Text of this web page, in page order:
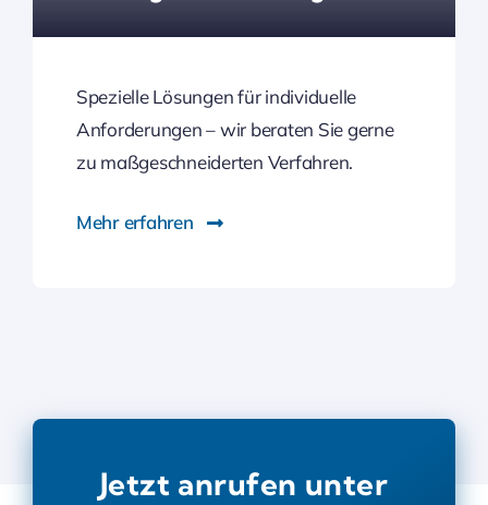
Spezielle Lösungen für individuelle
Anforderungen – wir beraten Sie gerne
zu maßgeschneiderten Verfahren.
Mehr erfahren
Jetzt anrufen unter